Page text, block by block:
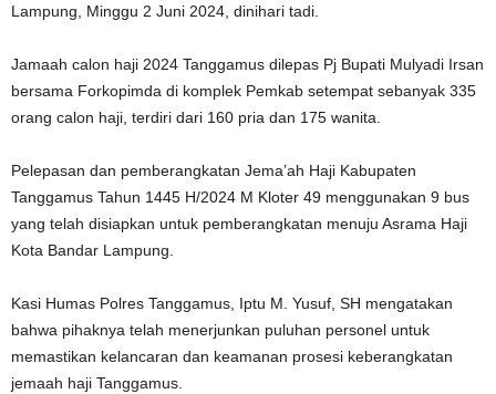
Lampung, Minggu 2 Juni 2024, dinihari tadi.
Jamaah calon haji 2024 Tanggamus dilepas Pj Bupati Mulyadi Irsan
bersama Forkopimda di komplek Pemkab setempat sebanyak 335
orang calon haji, terdiri dari 160 pria dan 175 wanita.
Pelepasan dan pemberangkatan Jema’ah Haji Kabupaten
Tanggamus Tahun 1445 H/2024 M Kloter 49 menggunakan 9 bus
yang telah disiapkan untuk pemberangkatan menuju Asrama Haji
Kota Bandar Lampung.
Kasi Humas Polres Tanggamus, Iptu M. Yusuf, SH mengatakan
bahwa pihaknya telah menerjunkan puluhan personel untuk
memastikan kelancaran dan keamanan prosesi keberangkatan
jemaah haji Tanggamus.